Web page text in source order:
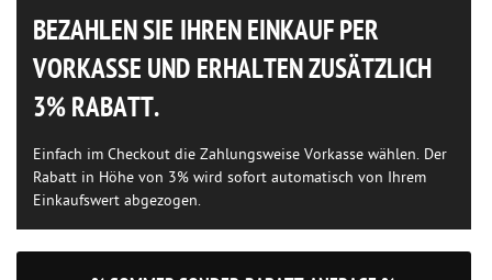
BEZAHLEN SIE IHREN EINKAUF PER
VORKASSE UND ERHALTEN ZUSÄTZLICH
3% RABATT.
Einfach im Checkout die Zahlungsweise Vorkasse wählen. Der
Rabatt in Höhe von 3% wird sofort automatisch von Ihrem
Einkaufswert abgezogen.